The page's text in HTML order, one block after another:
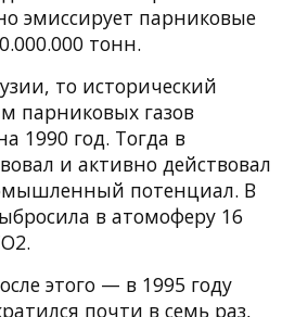
эмиссирует парниковые
тонн.
то исторический
парниковых газов
1990 год. Тогда в
и активно действовал
потенциал. В
в атомоферу 16
этого — в 1995 году
почти в семь раз,